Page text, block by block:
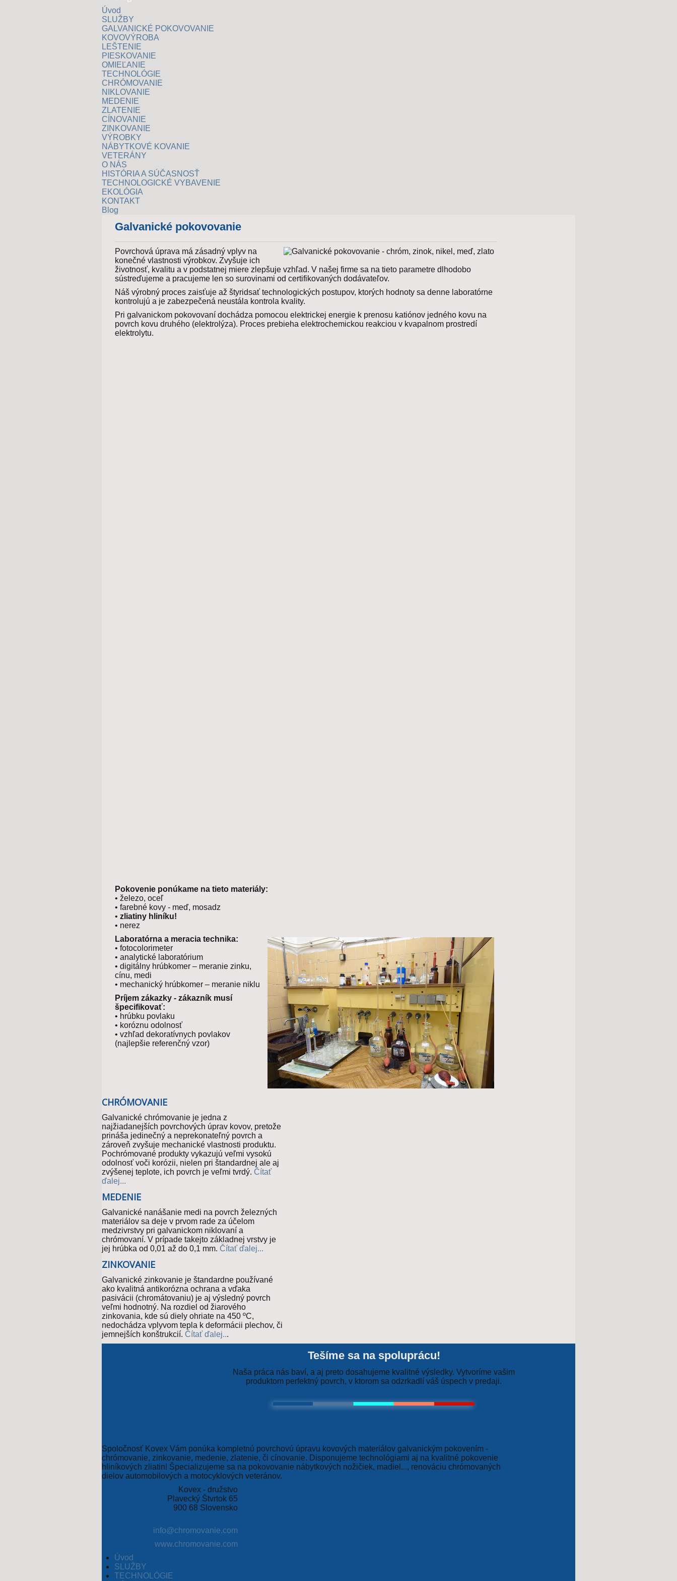
Úvod
SLUŽBY
GALVANICKÉ POKOVOVANIE
KOVOVÝROBA
LEŠTENIE
PIESKOVANIE
OMIEĽANIE
TECHNOLÓGIE
CHRÓMOVANIE
NIKLOVANIE
MEDENIE
ZLATENIE
CÍNOVANIE
ZINKOVANIE
VÝROBKY
NÁBYTKOVÉ KOVANIE
VETERÁNY
O NÁS
HISTÓRIA A SÚČASNOSŤ
TECHNOLOGICKÉ VYBAVENIE
EKOLÓGIA
KONTAKT
Blog
Galvanické pokovovanie
Povrchová úprava má zásadný vplyv na
konečné vlastnosti výrobkov. Zvyšuje ich
životnosť, kvalitu a v podstatnej miere zlepšuje vzhľad. V našej firme sa na tieto parametre dlhodobo
sústreďujeme a pracujeme len so surovinami od certifikovaných dodávateľov.
Náš výrobný proces zaisťuje až štyridsať technologických postupov, ktorých hodnoty sa denne laboratórne
kontrolujú a je zabezpečená neustála kontrola kvality.
Pri galvanickom pokovovaní dochádza pomocou elektrickej energie k prenosu katiónov jedného kovu na
povrch kovu druhého (elektrolýza). Proces prebieha elektrochemickou reakciou v kvapalnom prostredí
elektrolytu.
Pokovenie ponúkame na tieto materiály:
• železo, oceľ
• farebné kovy - meď, mosadz
• zliatiny hliníku!
• nerez
Laboratórna a meracia technika:
• fotocolorimeter
• analytické laboratórium
• digitálny hrúbkomer – meranie zinku,
cínu, medi
• mechanický hrúbkomer – meranie niklu
Príjem zákazky - zákazník musí
špecifikovať:
• hrúbku povlaku
• koróznu odolnosť
• vzhľad dekoratívnych povlakov
(najlepšie referenčný vzor)
CHRÓMOVANIE
Galvanické chrómovanie je jedna z
najžiadanejších povrchových úprav kovov, pretože
prináša jedinečný a neprekonateľný povrch a
zároveň zvyšuje mechanické vlastnosti produktu.
Pochrómované produkty vykazujú veľmi vysokú
odolnosť voči korózii, nielen pri štandardnej ale aj
zvýšenej teplote, ich povrch je veľmi tvrdý. Čítať
ďalej...
MEDENIE
Galvanické nanášanie medi na povrch železných
materiálov sa deje v prvom rade za účelom
medzivrstvy pri galvanickom niklovaní a
chrómovaní. V prípade takejto základnej vrstvy je
jej hrúbka od 0,01 až do 0,1 mm. Čítať ďalej...
ZINKOVANIE
Galvanické zinkovanie je štandardne používané
ako kvalitná antikorózna ochrana a vďaka
pasivácii (chromátovaniu) je aj výsledný povrch
veľmi hodnotný. Na rozdiel od žiarového
zinkovania, kde sú diely ohriate na 450 ºC,
nedochádza vplyvom tepla k deformácii plechov, či
jemnejších konštrukcií. Čítať ďalej...
Tešíme sa na spoluprácu!
Naša práca nás baví, a aj preto dosahujeme kvalitné výsledky. Vytvoríme vašim
produktom perfektný povrch, v ktorom sa odzrkadlí váš úspech v predaji.
Spoločnosť Kovex Vám ponúka kompletnú povrchovú úpravu kovových materiálov galvanickým pokovením -
chrómovanie, zinkovanie, medenie, zlatenie, či cínovanie. Disponujeme technológiami aj na kvalitné pokovenie
hliníkových zliatin! Špecializujeme sa na pokovovanie nábytkových nožičiek, madiel..., renováciu chrómovaných
dielov automobilových a motocyklových veteránov.
Kovex - družstvo
Plavecký Štvrtok 65
900 68 Slovensko
info@chromovanie.com
www.chromovanie.com
Úvod
SLUŽBY
TECHNOLÓGIE